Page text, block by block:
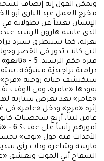
ويمكن القول إنه إنصاف
مخرج العمل عبد الباري أبو
الإنسان بعيداً عن بطولاته
الذي عاشه هارون الرشيد
يعزله، كما سيتطرق بسرد
التي كانت تدور في القصر
فترة حكم الرشيد. 5 - «تانغو»
درامية تراجيديّة مشوّقة،
سيكتشف خيانة زوجته
يقودها «عامر»، وفي الوقت
«عامر» بعد تعرض سيارته
إثره «فرح» ودخل «عامر» في
عامر، لينا، أربع شخصيات
أمورهم رأساً على عقب؟ 6 - «نوف»
الأحداث فيه حول «نوف»
فارسة وشاعرة وذات رأي سديد
السفاح أبي الموت وتعشق